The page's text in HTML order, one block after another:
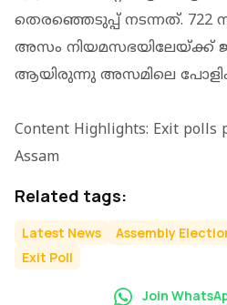
തെരഞ്ഞെടുപ്പ് നടന്നത്. 722
അസം നിയമസഭയിലേയ്ക്ക്
ആയിരുന്നു അസമിലെ
Content Highlights: Exit polls
Assam
Related tags:
Latest News Assembly
Exit Poll
Join